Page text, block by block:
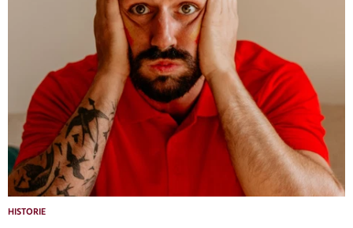
HISTORIE